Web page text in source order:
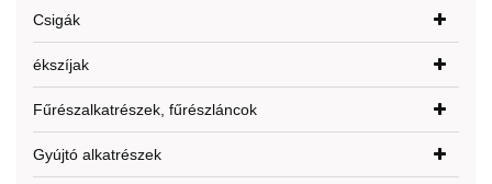
Csigák
ékszíjak
Fűrészalkatrészek, fűrészláncok
Gyújtó alkatrészek